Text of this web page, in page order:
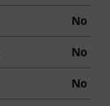
No
No
No